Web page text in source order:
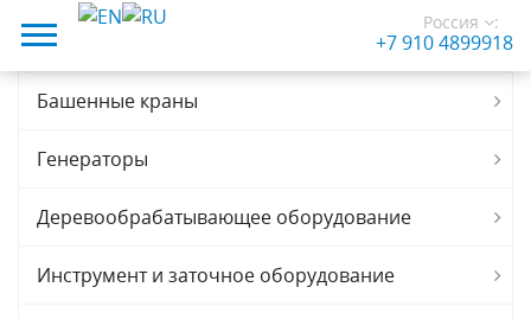
Россия
+7 910 4899918
:
Башенные краны
Генераторы
Деревообрабатывающее оборудование
Инструмент и заточное оборудование